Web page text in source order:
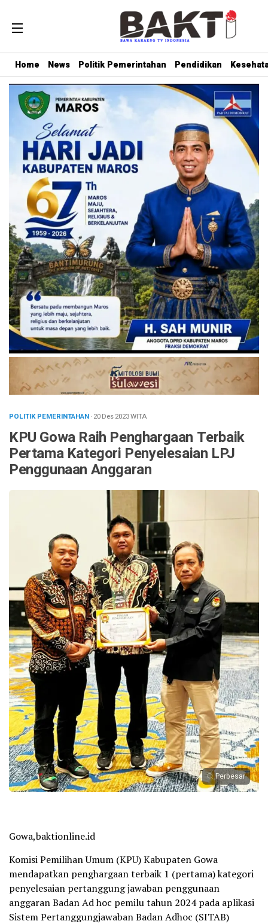
Home News Politik Pemerintahan Pendidikan
POLITIK PEMERINTAHAN· 20 Des 2023WITA
KPU Gowa Raih Penghargaan Terbaik
Pertama Kategori Penyelesaian LPJ
Penggunaan Anggaran
Perbesar
Gowa,baktionline.id
Komisi Pemilihan Umum (KPU) Kabupaten Gowa
mendapatkan penghargaan terbaik 1 (pertama) kategori
penyelesaian pertanggung jawaban penggunaan
anggaran Badan Ad hoc pemilu tahun 2024 pada aplikasi
Sistem Pertanggungjawaban Badan Adhoc (SITAB)